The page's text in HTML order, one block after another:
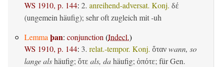
WS 1910, p. 144: 2. anreihend-adversat. Konj. δέ
(ungemein häufig); sehr oft zugleich mit -uh
Lemma þan: conjunction (Indecl.)
WS 1910, p. 144: 3. relat.-tempor. Konj. ὅταν wann, so
lange alshäufig; ὅτε als, dahäufig; ὁπότε; für Gen.